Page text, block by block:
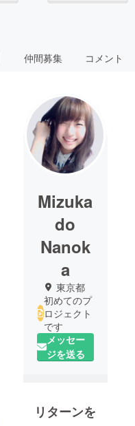
仲間募集 コメント
Mizuka
do
Nanok
a
東京都
初めてのプ
ロジェクト
です
メッセー
ジを送る
リターンを